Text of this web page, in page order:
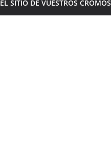
EL SITIO DE VUESTROS CROMOS